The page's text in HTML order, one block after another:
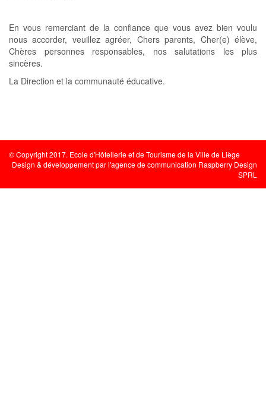
En vous remerciant de la confiance que vous avez bien voulu
nous accorder, veuillez agréer, Chers parents, Cher(e) élève,
Chères personnes responsables, nos salutations les plus
sincères.
La Direction et la communauté éducative.
© Copyright 2017. Ecole d'Hôtellerie et de Tourisme de la Ville de Liège
Design & développement par l'agence de communication Raspberry Design
SPRL